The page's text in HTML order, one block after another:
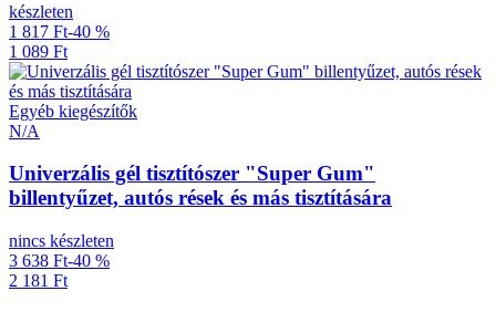
készleten
1 817 Ft-40 %
1 089 Ft
Egyéb kiegészítők
N/A
Univerzális gél tisztítószer "Super Gum"
billentyűzet, autós rések és más tisztítására
nincs készleten
3 638 Ft-40 %
2 181 Ft